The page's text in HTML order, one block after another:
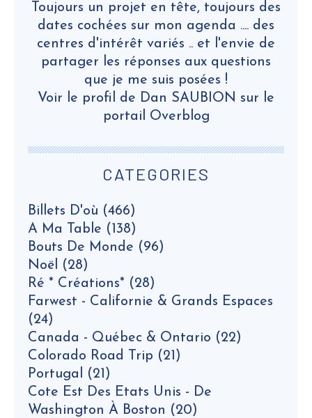
CATEGORIES
Billets D'où (466)
A Ma Table (138)
Bouts De Monde (96)
Noël (28)
Ré * Créations* (28)
Farwest - Californie & Grands Espaces
(24)
Canada - Québec & Ontario (22)
Colorado Road Trip (21)
Portugal (21)
Cote Est Des Etats Unis - De
Washington À Boston (20)
Toujours un projet en tête, toujours des
dates cochées sur mon agenda .... des
centres d'intérêt variés .. et l'envie de
partager les réponses aux questions
que je me suis posées !
Voir le profil de Dan SAUBION sur le
portail Overblog